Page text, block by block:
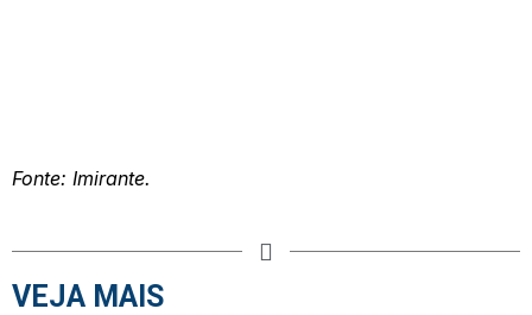
Fonte: Imirante.
VEJA MAIS